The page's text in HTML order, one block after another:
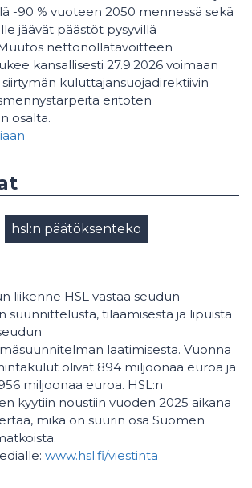
-90 % vuoteen 2050 mennessä sekä
jäävät päästöt pysyvillä
nettonollatavoitteen
kansallisesti 27.9.2026 voimaan
kuluttajansuojadirektiivin
eritoten
osalta.
hsl:n päätöksenteko
liikenne HSL vastaa seudun
suunnittelusta, tilaamisesta ja lipuista
laatimisesta. Vuonna
olivat 894 miljoonaa euroa ja
miljoonaa euroa. HSL:n
kyytiin noustiin vuoden 2025 aikana
mikä on suurin osa Suomen
www.hsl.fi/viestinta